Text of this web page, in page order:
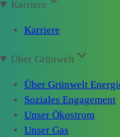
Karriere
Karriere
Über Grünwelt
Über Grünwelt
Soziales Engagement
Unser Ökostrom
Unser Gas